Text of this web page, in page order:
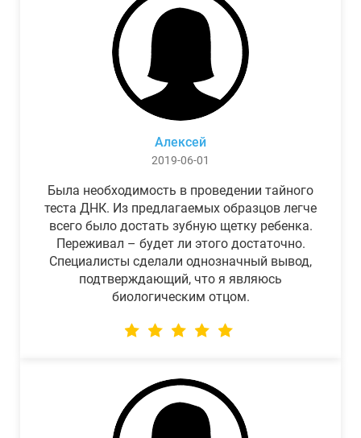
Алексей
2019-06-01
Была необходимость в проведении тайного
теста ДНК. Из предлагаемых образцов легче
всего было достать зубную щетку ребенка.
Переживал – будет ли этого достаточно.
Специалисты сделали однозначный вывод,
подтверждающий, что я являюсь
биологическим отцом.